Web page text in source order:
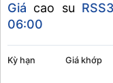
Giá cao su
06:00
Kỳ hạn Giá khớp